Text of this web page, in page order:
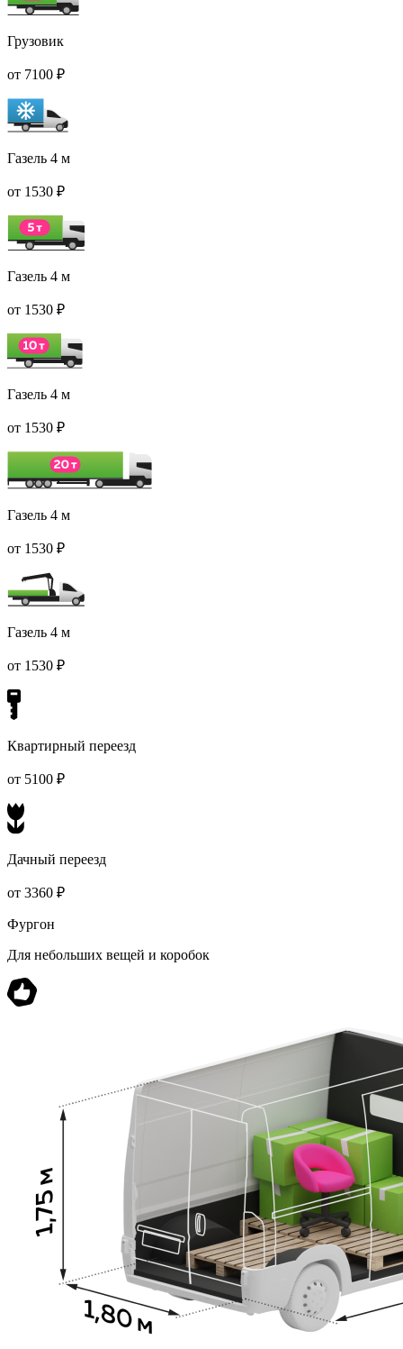
Грузовик
от 7100 ₽
Газель 4 м
от 1530 ₽
Газель 4 м
от 1530 ₽
Газель 4 м
от 1530 ₽
Газель 4 м
от 1530 ₽
Газель 4 м
от 1530 ₽
Квартирный переезд
от 5100 ₽
Дачный переезд
от 3360 ₽
Фургон
Для небольших вещей и коробок